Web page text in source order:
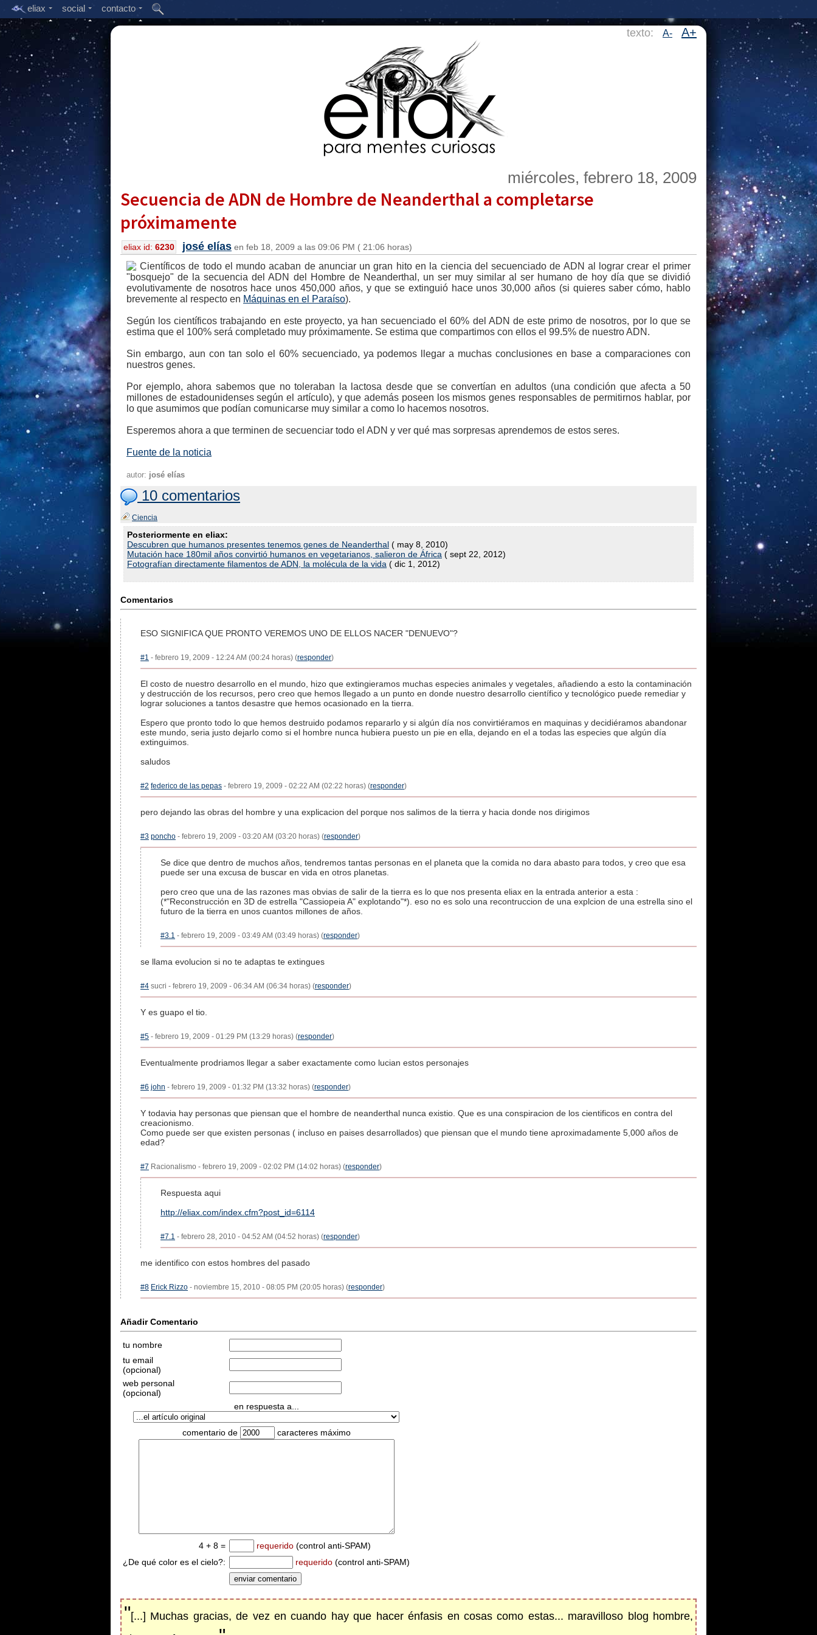
eliax social contacto
texto: A- A+
miércoles, febrero 18, 2009
Secuencia de ADN de Hombre de Neanderthal a completarse
próximamente
eliax id: 6230 josé elías en feb 18, 2009 a las 09:06 PM ( 21:06 horas)
Científicos de todo el mundo acaban de anunciar un gran hito en la ciencia del secuenciado de ADN al lograr crear el primer
"bosquejo" de la secuencia del ADN del Hombre de Neanderthal, un ser muy similar al ser humano de hoy día que se dividió
evolutivamente de nosotros hace unos 450,000 años, y que se extinguió hace unos 30,000 años (si quieres saber cómo, hablo
brevemente al respecto en Máquinas en el Paraíso).
Según los científicos trabajando en este proyecto, ya han secuenciado el 60% del ADN de este primo de nosotros, por lo que se
estima que el 100% será completado muy próximamente. Se estima que compartimos con ellos el 99.5% de nuestro ADN.
Sin embargo, aun con tan solo el 60% secuenciado, ya podemos llegar a muchas conclusiones en base a comparaciones con
nuestros genes.
Por ejemplo, ahora sabemos que no toleraban la lactosa desde que se convertían en adultos (una condición que afecta a 50
millones de estadounidenses según el artículo), y que además poseen los mismos genes responsables de permitirnos hablar, por
lo que asumimos que podían comunicarse muy similar a como lo hacemos nosotros.
Esperemos ahora a que terminen de secuenciar todo el ADN y ver qué mas sorpresas aprendemos de estos seres.
Fuente de la noticia
autor: josé elías
10 comentarios
Ciencia
Posteriormente en eliax:
Descubren que humanos presentes tenemos genes de Neanderthal ( may 8, 2010)
Mutación hace 180mil años convirtió humanos en vegetarianos, salieron de África ( sept 22, 2012)
Fotografían directamente filamentos de ADN, la molécula de la vida ( dic 1, 2012)
Comentarios
ESO SIGNIFICA QUE PRONTO VEREMOS UNO DE ELLOS NACER "DENUEVO"?
#1 - febrero 19, 2009 - 12:24 AM (00:24 horas) (responder)
El costo de nuestro desarrollo en el mundo, hizo que extingieramos muchas especies animales y vegetales, añadiendo a esto la contaminación
y destrucción de los recursos, pero creo que hemos llegado a un punto en donde nuestro desarrollo científico y tecnológico puede remediar y
lograr soluciones a tantos desastre que hemos ocasionado en la tierra.
Espero que pronto todo lo que hemos destruido podamos repararlo y si algún día nos convirtiéramos en maquinas y decidiéramos abandonar
este mundo, seria justo dejarlo como si el hombre nunca hubiera puesto un pie en ella, dejando en el a todas las especies que algún día
extinguimos.
saludos
#2 federico de las pepas - febrero 19, 2009 - 02:22 AM (02:22 horas) (responder)
pero dejando las obras del hombre y una explicacion del porque nos salimos de la tierra y hacia donde nos dirigimos
#3 poncho - febrero 19, 2009 - 03:20 AM (03:20 horas) (responder)
Se dice que dentro de muchos años, tendremos tantas personas en el planeta que la comida no dara abasto para todos, y creo que esa
puede ser una excusa de buscar en vida en otros planetas.
pero creo que una de las razones mas obvias de salir de la tierra es lo que nos presenta eliax en la entrada anterior a esta :
(*"Reconstrucción en 3D de estrella "Cassiopeia A" explotando"*). eso no es solo una recontruccion de una explcion de una estrella sino el
futuro de la tierra en unos cuantos millones de años.
#3.1 - febrero 19, 2009 - 03:49 AM (03:49 horas) (responder)
se llama evolucion si no te adaptas te extingues
#4 sucri - febrero 19, 2009 - 06:34 AM (06:34 horas) (responder)
Y es guapo el tio.
#5 - febrero 19, 2009 - 01:29 PM (13:29 horas) (responder)
Eventualmente prodriamos llegar a saber exactamente como lucian estos personajes
#6 john - febrero 19, 2009 - 01:32 PM (13:32 horas) (responder)
Y todavia hay personas que piensan que el hombre de neanderthal nunca existio. Que es una conspiracion de los cientificos en contra del
creacionismo.
Como puede ser que existen personas ( incluso en paises desarrollados) que piensan que el mundo tiene aproximadamente 5,000 años de
edad?
#7 Racionalismo - febrero 19, 2009 - 02:02 PM (14:02 horas) (responder)
Respuesta aqui
http://eliax.com/index.cfm?post_id=6114
#7.1 - febrero 28, 2010 - 04:52 AM (04:52 horas) (responder)
me identifico con estos hombres del pasado
#8 Erick Rizzo - noviembre 15, 2010 - 08:05 PM (20:05 horas) (responder)
Añadir Comentario
tu nombre
tu email
(opcional)
web personal
(opcional)
en respuesta a...
comentario de caracteres máximo
4 + 8 = requerido (control anti-SPAM)
¿De qué color es el cielo?:
requerido (control anti-SPAM)
"[...] Muchas gracias, de vez en cuando hay que hacer énfasis en cosas como estas... maravilloso blog hombre,